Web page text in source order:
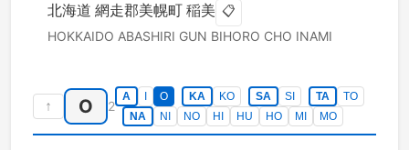
北海道 網走郡美幌町 稲美 📋
HOKKAIDO ABASHIRI GUN BIHORO CHO INAMI
↑ O 2
A O KA KO SA SI TA
TO
NA
NI NO HI HU HO MI MO